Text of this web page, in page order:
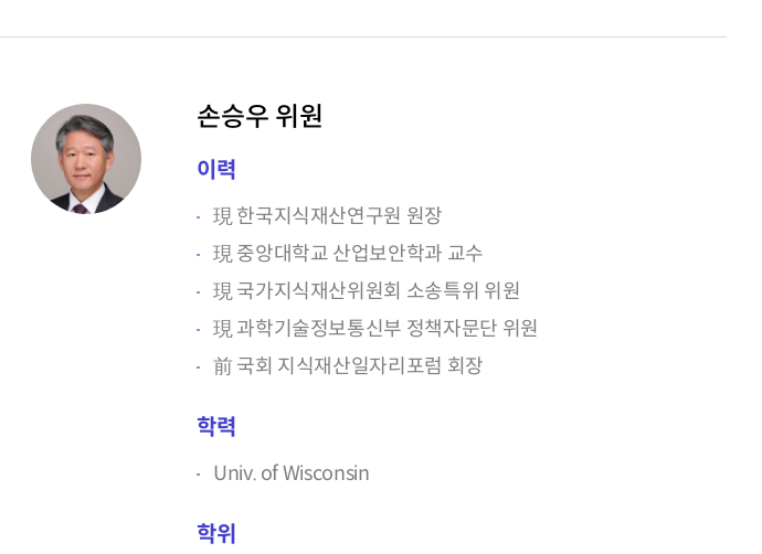
손승우 위원
이력
現 한국지식재산연구원 원장
現 중앙대학교 산업보안학과 교수
現 국가지식재산위원회 소송특위 위원
現 과학기술정보통신부 정책자문단 위원
前 국회 지식재산일자리포럼 회장
학력
Univ. of Wisconsin
학위